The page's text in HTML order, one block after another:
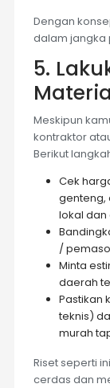
Dengan
dalam jangka
5.
Meskipun
kontraktor
Berikut
Cek
genteng,
lokal dan
/
Minta
daerah
Pastikan
teknis)
murah
Riset seperti
cerdas dan